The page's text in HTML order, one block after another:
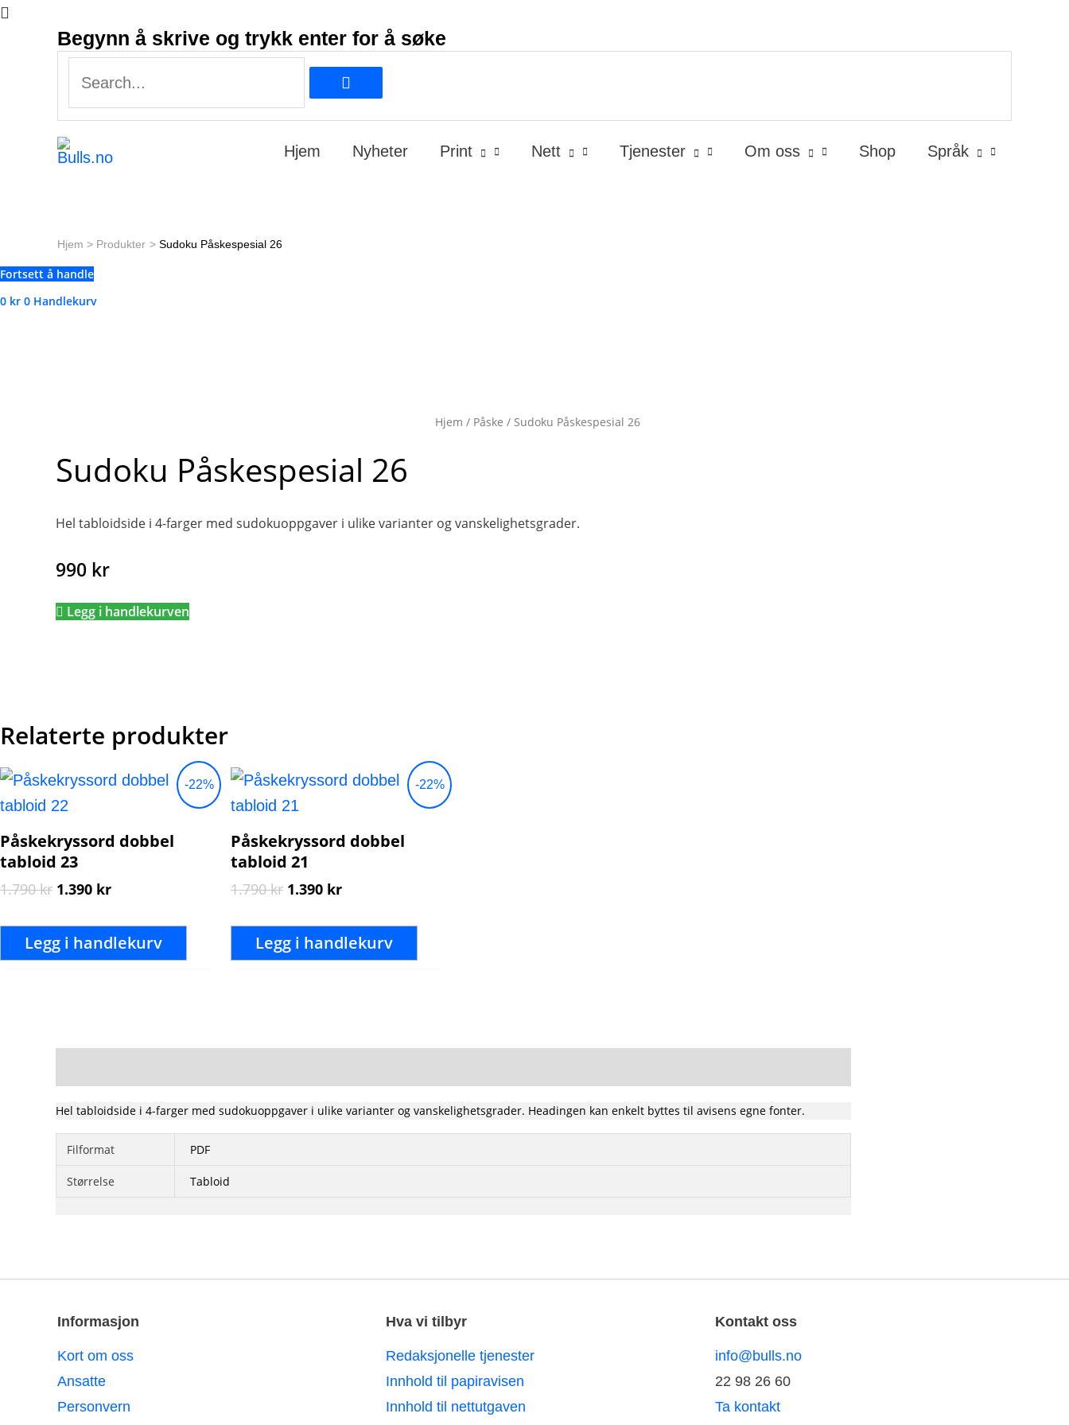
Begynn å skrive og trykk enter for å søke
Hjem Nyheter Print Nett Tjenester Om oss Shop Språk
Hjem Produkter Sudoku Påskespesial 26
Fortsett å handle
0 kr 0 Handlekurv
Hjem / Påske / Sudoku Påskespesial 26
Sudoku Påskespesial 26
Hel tabloidside i 4-farger med sudokuoppgaver i ulike varianter og vanskelighetsgrader.
990 kr
Legg i handlekurven
Relaterte produkter
-22%
Påskekryssord dobbel
tabloid 23
1.790kr
Opprinnelig
pris
var:
1.790 kr.
1.390 kr
Nåværende
1.390 kr.
Legg i handlekurv
-22%
Påskekryssord dobbel
tabloid 21
1.790kr
Opprinnelig
pris
var:
1.790 kr.
1.390 kr
Nåværende
1.390 kr.
Legg i handlekurv
Hel tabloidside i 4-farger med sudokuoppgaver i ulike varianter og vanskelighetsgrader. Headingen kan enkelt byttes til avisens egne fonter.
Filformat PDF
Størrelse Tabloid
Informasjon
Kort om oss
Ansatte
Personvern
Hva vi tilbyr
Redaksjonelle tjenester
Innhold til papiravisen
Innhold til nettutgaven
Kontakt oss
info@bulls.no
22 98 26 60
Ta kontakt